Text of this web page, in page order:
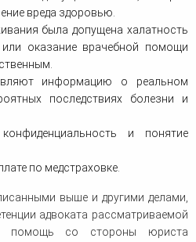
вреда здоровью.
была допущена халатность
оказание врачебной помощи
информацию о реальном
последствиях болезни и
и понятие
по медстраховке.
выше и другими делами,
адвоката рассматриваемой
помощь со стороны юриста